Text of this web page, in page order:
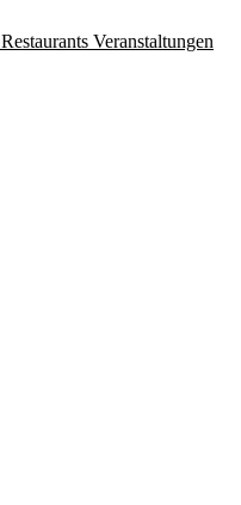
Restaurants Veranstaltungen